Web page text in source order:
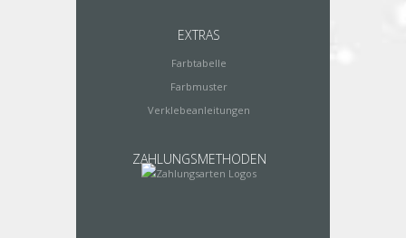
EXTRAS
Farbtabelle
Farbmuster
Verklebeanleitungen
ZAHLUNGSMETHODEN